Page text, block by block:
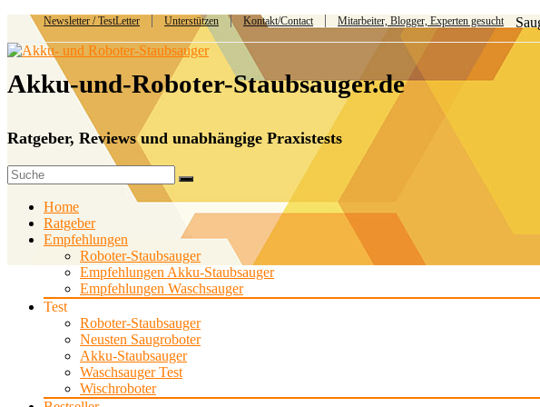
Newsletter / TestLetter Unterstützen Kontakt/Contact Mitarbeiter, Blogger, Experten gesucht
Akku-und-Roboter-Staubsauger.de
Ratgeber, Reviews und unabhängige Praxistests
Home
Ratgeber
Empfehlungen
Roboter-Staubsauger
Empfehlungen Akku-Staubsauger
Empfehlungen Waschsauger
Test
Roboter-Staubsauger
Neusten Saugroboter
Akku-Staubsauger
Waschsauger Test
Wischroboter